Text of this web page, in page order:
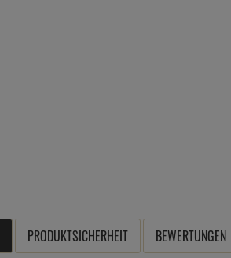
PRODUKTSICHERHEIT BEWERTUNGEN